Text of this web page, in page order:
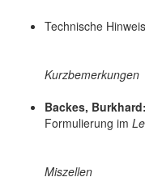
Technische
Kurzbemerkungen
Backes, Burkhard:
Formulierung im
Miszellen